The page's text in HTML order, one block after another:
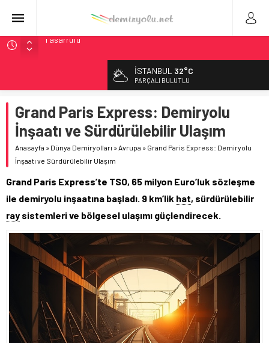
Webuild Tüneli Tamamladı: Lima’da Seyahat 45 Dakikaya
Alstom ve Siemens’ten São Paulo’da Çifte Sinyal Hamlesi
Siemens ve Stadler’dan Berlin S-Bahn’a 350 Trenlik Dev
Sözleşme
Japonya Maglev Onayı: Bütçe 11 Trilyon Yen, Hedef 2036
İtalya’dan Yeni Otomotiv Demiryolu: 4.800 Ton CO2
Tasarrufu
İSTANBUL 32°C
PARÇALI BULUTLU
Grand Paris Express: Demiryolu
İnşaatı ve Sürdürülebilir Ulaşım
Anasayfa » Dünya Demiryolları »Avrupa » Grand Paris Express: Demiryolu
İnşaatı ve Sürdürülebilir Ulaşım
Grand Paris Express’te TSO, 65 milyon Euro’luk sözleşme
ile demiryolu inşaatına başladı. 9 km’lik hat, sürdürülebilir
ray sistemleri ve bölgesel ulaşımı güçlendirecek.